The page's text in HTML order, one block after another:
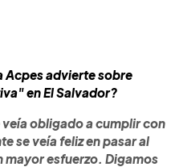
Acpes advierte sobre
en El Salvador?
obligado a cumplir con
se veía feliz en pasar al
esfuerzo. Digamos